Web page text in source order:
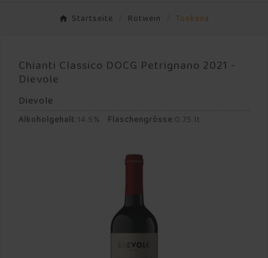
Startseite Rotwein Toskana
Chianti Classico DOCG Petrignano 2021 -
Dievole
Dievole
Alkoholgehalt:14.5% Flaschengrösse:0.75 lt